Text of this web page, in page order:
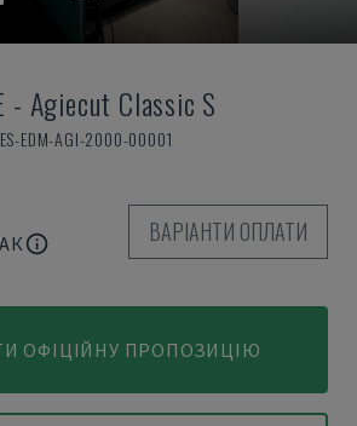
- Agiecut Classic S
ES-EDM-AGI-2000-00001
ВАРІАНТИ ОПЛАТИ
ОФІЦІЙНУ ПРОПОЗИЦІЮ